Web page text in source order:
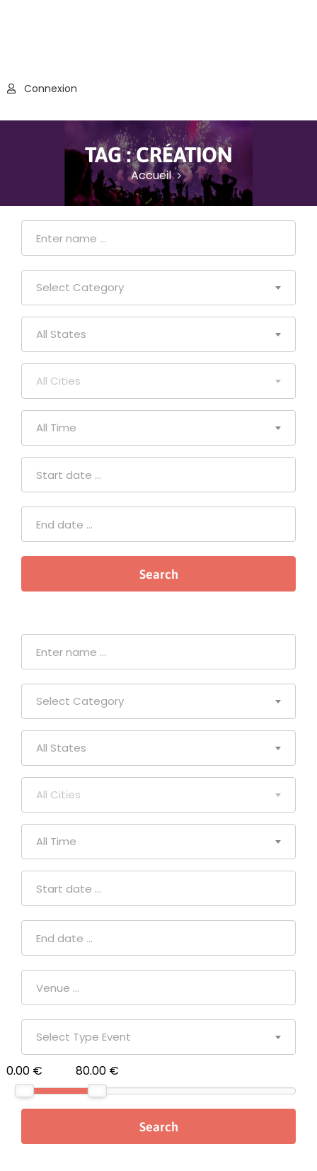
Connexion
TAG :CRÉATION
Accueil
Select Category
All States
All Cities
All Time
Select Category
All States
All Cities
All Time
Select Type Event
0.00 € 80.00 €